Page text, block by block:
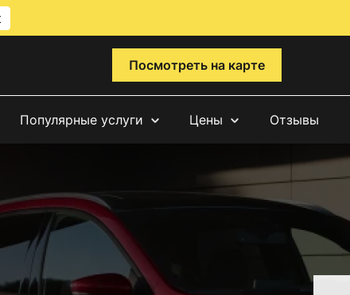
Посмотреть на карте
Популярные услуги Цены Отзывы